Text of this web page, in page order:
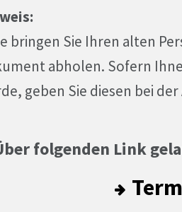
bringen Sie Ihren alten
abholen. Sofern
geben Sie diesen bei
folgenden Link